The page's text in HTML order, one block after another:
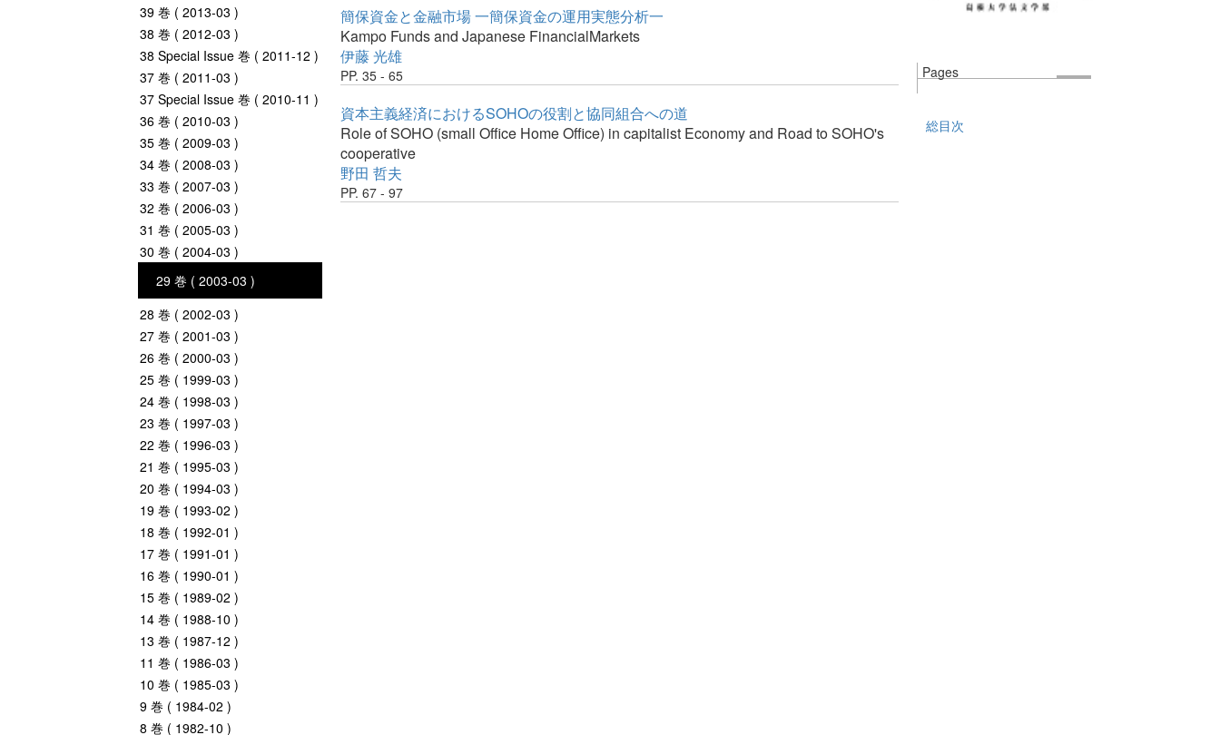
39 巻 ( 2013-03 )
38 巻 ( 2012-03 )
38 Special Issue 巻 ( 2011-12 )
37 巻 ( 2011-03 )
37 Special Issue 巻 ( 2010-11 )
36 巻 ( 2010-03 )
35 巻 ( 2009-03 )
34 巻 ( 2008-03 )
33 巻 ( 2007-03 )
32 巻 ( 2006-03 )
31 巻 ( 2005-03 )
30 巻 ( 2004-03 )
29 巻 ( 2003-03 )
28 巻 ( 2002-03 )
27 巻 ( 2001-03 )
26 巻 ( 2000-03 )
25 巻 ( 1999-03 )
24 巻 ( 1998-03 )
23 巻 ( 1997-03 )
22 巻 ( 1996-03 )
21 巻 ( 1995-03 )
20 巻 ( 1994-03 )
19 巻 ( 1993-02 )
18 巻 ( 1992-01 )
17 巻 ( 1991-01 )
16 巻 ( 1990-01 )
15 巻 ( 1989-02 )
14 巻 ( 1988-10 )
13 巻 ( 1987-12 )
11 巻 ( 1986-03 )
10 巻 ( 1985-03 )
9 巻 ( 1984-02 )
8 巻 ( 1982-10 )
簡保資金と金融市場 一簡保資金の運用実態分析一
Kampo Funds and Japanese FinancialMarkets
伊藤 光雄
PP. 35 - 65
資本主義経済におけるSOHOの役割と協同組合への道
Role of SOHO (small Office Home Office) in capitalist Economy and Road to SOHO's
cooperative
野田 哲夫
PP. 67 - 97
Pages
総目次